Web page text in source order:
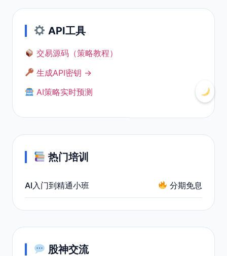
API工具
交易源码（策略教程）
生成API密钥 →
AI策略实时预测
热门培训
AI入门到精通小班 分期免息
股神交流